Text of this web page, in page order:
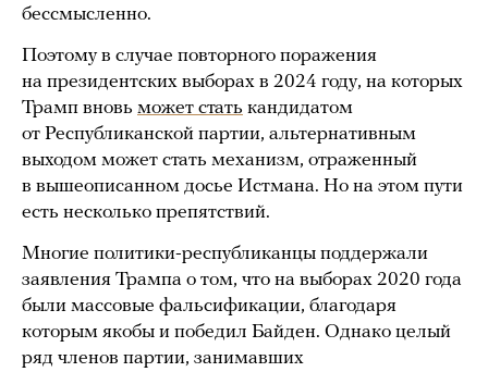
бессмысленно.
Поэтому в случае повторного поражения
на президентских выборах в 2024 году, на которых
Трамп вновь может стать кандидатом
от Республиканской партии, альтернативным
выходом может стать механизм, отраженный
в вышеописанном досье Истмана. Но на этом пути
есть несколько препятствий.
Многие политики-республиканцы поддержали
заявления Трампа о том, что на выборах 2020 года
были массовые фальсификации, благодаря
которым якобы и победил Байден. Однако целый
ряд членов партии, занимавших